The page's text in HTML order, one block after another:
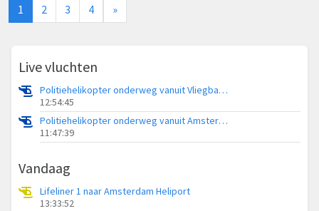
1 2 3 4 »
Live vluchten
Politiehelikopter onderweg vanuit Vliegbasis Volkel
12:54:45
Politiehelikopter onderweg vanuit Amsterdam Vliegveld Schiphol
11:47:39
Vandaag
Lifeliner 1 naar Amsterdam Heliport
13:33:52